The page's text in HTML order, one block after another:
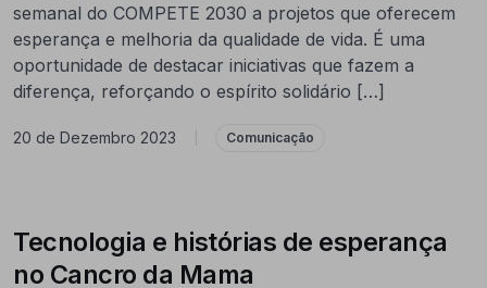
semanal do COMPETE 2030 a projetos que oferecem
esperança e melhoria da qualidade de vida. É uma
oportunidade de destacar iniciativas que fazem a
diferença, reforçando o espírito solidário […]
20 de Dezembro 2023 Comunicação
Tecnologia e histórias de esperança
no Cancro da Mama